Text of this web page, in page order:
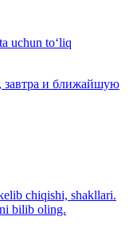
uchun to‘liq
завтра и ближайшую
chiqishi, shakllari.
bilib oling.